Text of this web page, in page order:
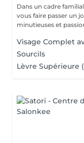
Dans un cadre
vous faire passer un
minutieuses et
Visage Complet
Sourcils
Lèvre Supérieure